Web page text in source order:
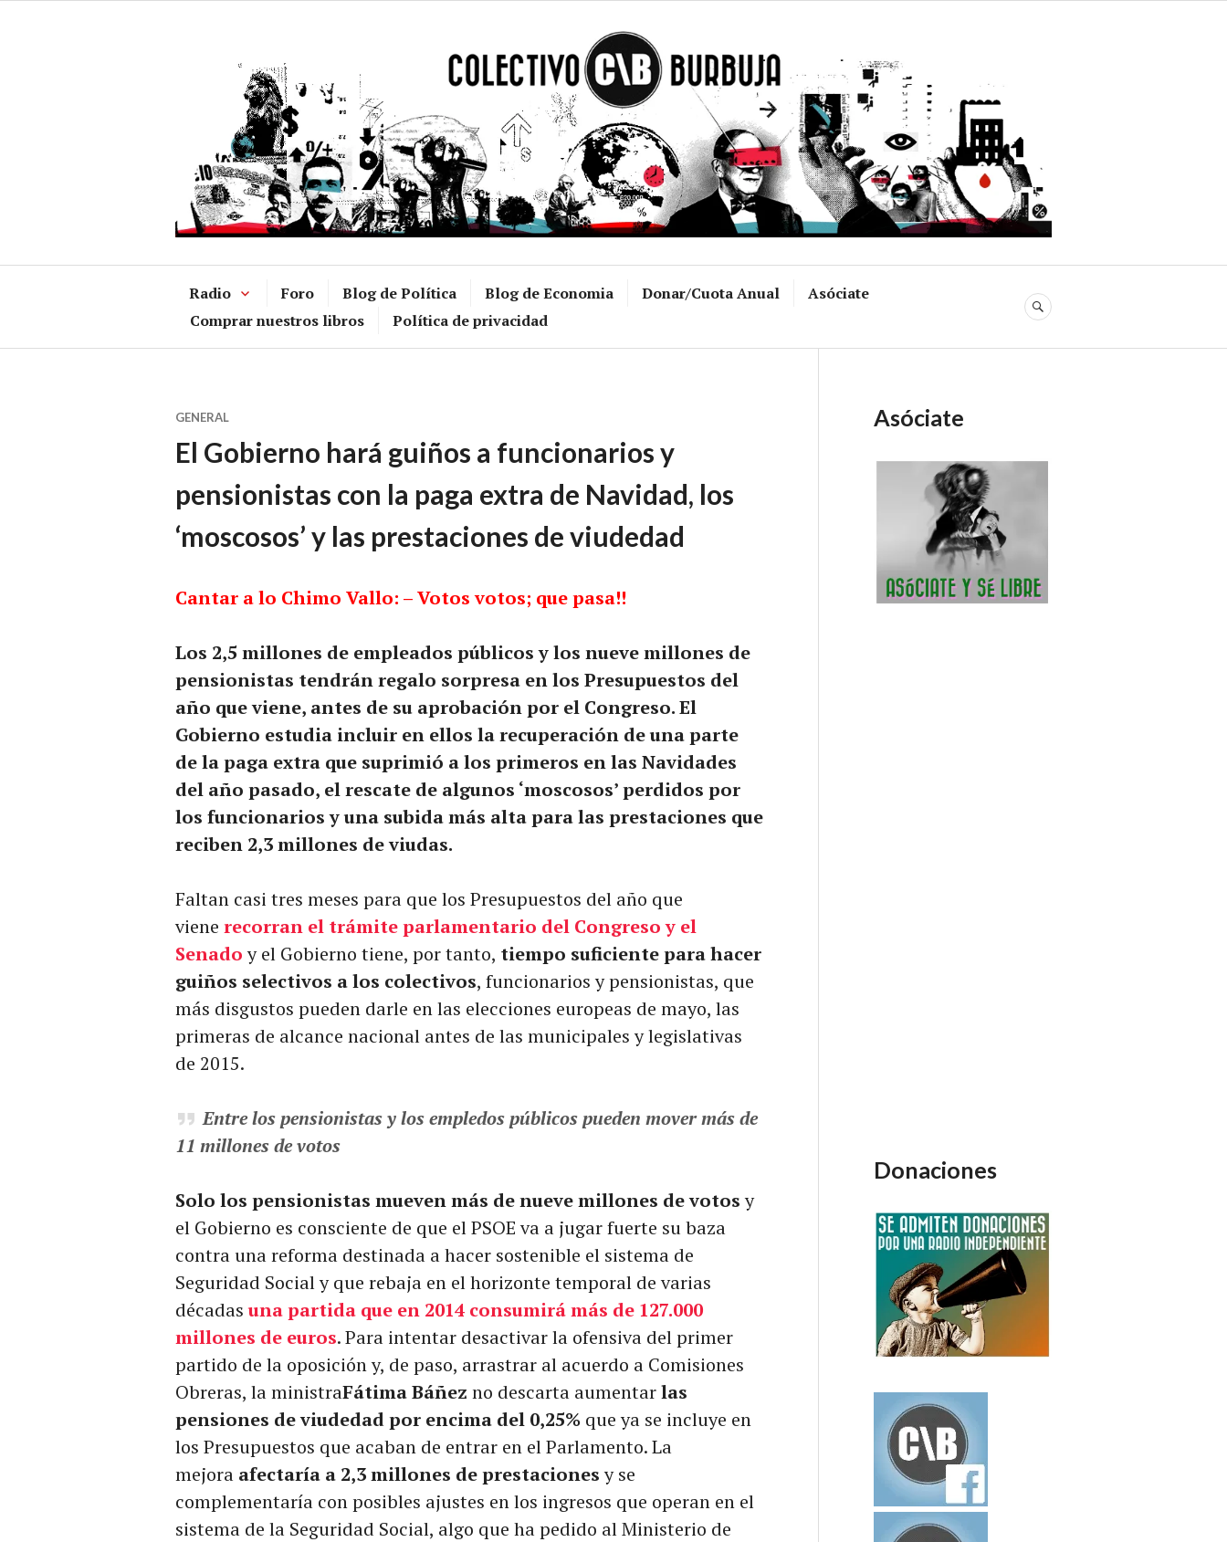
Radio Foro Blog de Política Blog de Economia Donar/Cuota Anual
Asóciate
Comprar nuestros libros
Política de privacidad
BUSCAR
GENERAL
El Gobierno hará guiños a funcionarios y
pensionistas con la paga extra de Navidad, los
‘moscosos’ y las prestaciones de viudedad
Cantar a lo Chimo Vallo: – Votos votos; que pasa!!
Los 2,5 millones de empleados públicos y los nueve millones de
pensionistas tendrán regalo sorpresa en los Presupuestos del
año que viene, antes de su aprobación por el Congreso. El
Gobierno estudia incluir en ellos la recuperación de una parte
de la paga extra que suprimió a los primeros en las Navidades
del año pasado, el rescate de algunos ‘moscosos’ perdidos por
los funcionarios y una subida más alta para las prestaciones que
reciben 2,3 millones de viudas.
Faltan casi tres meses para que los Presupuestos del año que
viene recorran el trámite parlamentario del Congreso y el
Senadoy el Gobierno tiene, por tanto, tiempo suficiente para hacer
guiños selectivos a los colectivos, funcionarios y pensionistas, que
más disgustos pueden darle en las elecciones europeas de mayo, las
primeras de alcance nacional antes de las municipales y legislativas
de 2015.
Entre los pensionistas y los empledos públicos pueden mover más de
11 millones de votos
Solo los pensionistas mueven más de nueve millones de votosy
el Gobierno es consciente de que el PSOE va a jugar fuerte su baza
contra una reforma destinada a hacer sostenible el sistema de
Seguridad Social y que rebaja en el horizonte temporal de varias
décadasuna partida que en 2014 consumirá más de 127.000
millones de euros. Para intentar desactivar la ofensiva del primer
partido de la oposición y, de paso, arrastrar al acuerdo a Comisiones
Obreras, la ministraFátima Báñez no descarta aumentarlas
pensiones de viudedad por encima del 0,25% que ya se incluye en
los Presupuestos que acaban de entrar en el Parlamento. La
mejora afectaría a 2,3 millones de prestacionesy se
complementaría con posibles ajustes en los ingresos que operan en el
sistema de la Seguridad Social, algo que ha pedido al Ministerio de
Asóciate
Donaciones